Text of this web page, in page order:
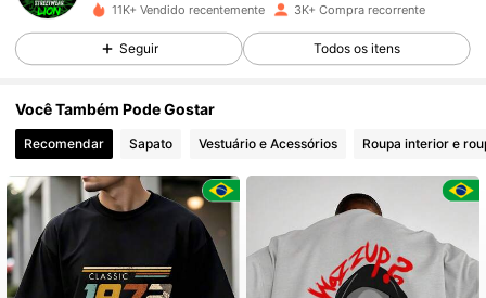
j***1
pago1 dia atrás
4,68 5.7K Seguidores
4,68 5.7K Seguidores
4,68 5.7K Seguidores
11K+ Vendido recentemente 3K+ Compra recorrente
Seguir Todos os itens
Você Também Pode Gostar
Recomendar Sapato Vestuário e Acessórios Roupa interior e